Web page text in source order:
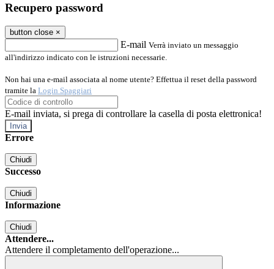
Recupero password
button close ×
E-mail Verrà inviato un messaggio
all'indirizzo indicato con le istruzioni necessarie.
Non hai una e-mail associata al nome utente? Effettua il reset della password
tramite la Login Spaggiari
E-mail inviata, si prega di controllare la casella di posta elettronica!
Errore
Chiudi
Successo
Chiudi
Informazione
Chiudi
Attendere...
Attendere il completamento dell'operazione...